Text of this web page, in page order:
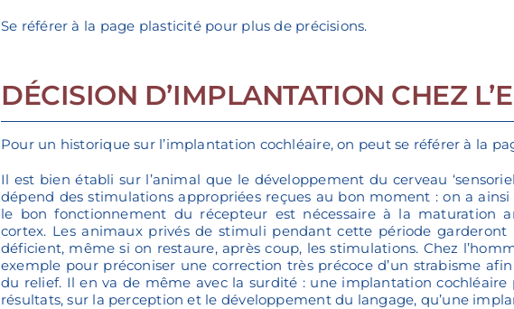
Se référer à la page plasticité pour plus de précisions.
DÉCISION D’IMPLANTATION CHEZ
Pour un historique sur l’implantation cochléaire, on peut se référer à la
Il est bien établi sur l’animal que le développement du cerveau
dépend des stimulations appropriées reçues au bon moment : on a
le bon fonctionnement du récepteur est nécessaire à la maturation
cortex. Les animaux privés de stimuli pendant cette période
déficient, même si on restaure, après coup, les stimulations. Chez
exemple pour préconiser une correction très précoce d’un strabisme
du relief. Il en va de même avec la surdité : une implantation cochléaire
résultats, sur la perception et le développement du langage, qu’une